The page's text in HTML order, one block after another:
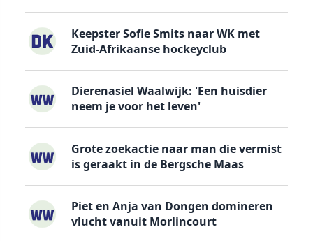
Keepster Sofie Smits naar WK met
Zuid-Afrikaanse hockeyclub
Dierenasiel Waalwijk: 'Een huisdier
neem je voor het leven'
Grote zoekactie naar man die vermist
is geraakt in de Bergsche Maas
Piet en Anja van Dongen domineren
vlucht vanuit Morlincourt